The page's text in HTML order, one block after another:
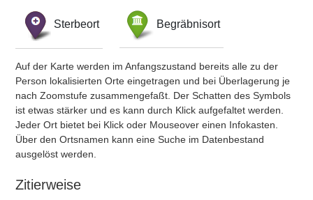
Sterbeort Begräbnisort
Auf der Karte werden im Anfangszustand bereits alle zu der
Person lokalisierten Orte eingetragen und bei Überlagerung je
nach Zoomstufe zusammengefaßt. Der Schatten des Symbols
ist etwas stärker und es kann durch Klick aufgefaltet werden.
Jeder Ort bietet bei Klick oder Mouseover einen Infokasten.
Über den Ortsnamen kann eine Suche im Datenbestand
ausgelöst werden.
Zitierweise